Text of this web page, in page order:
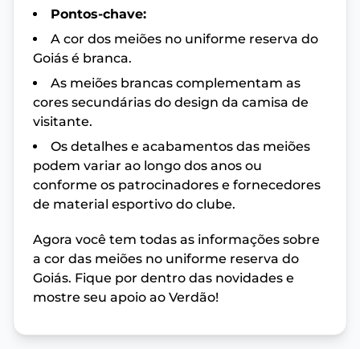
Pontos-chave:
A cor dos meiões no uniforme reserva do
Goiás é branca.
As meiões brancas complementam as
cores secundárias do design da camisa de
visitante.
Os detalhes e acabamentos das meiões
podem variar ao longo dos anos ou
conforme os patrocinadores e fornecedores
de material esportivo do clube.
Agora você tem todas as informações sobre
a cor das meiões no uniforme reserva do
Goiás. Fique por dentro das novidades e
mostre seu apoio ao Verdão!